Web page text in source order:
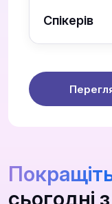
Спікерів
сьогодні